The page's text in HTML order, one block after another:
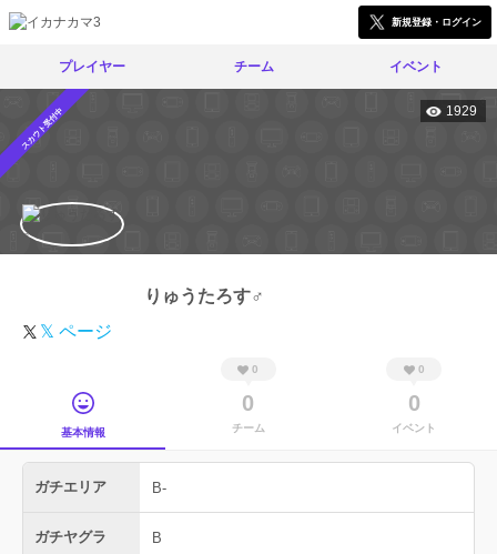
新規登録・ログイン
プレイヤー チーム イベント
スカウト受付中 1929
りゅうたろす♂
𝕏 ページ
基本情報
0
0
チーム
0
0
イベント
ガチエリア B-
ガチヤグラ B